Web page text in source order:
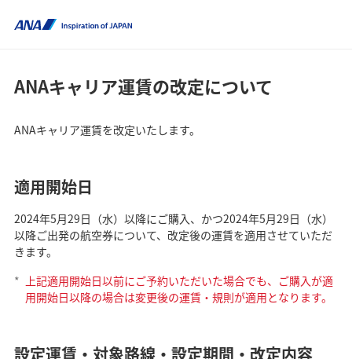
ANAキャリア運賃の改定について
ANAキャリア運賃を改定いたします。
適用開始日
2024年5月29日（水）以降にご購入、かつ2024年5月29日（水）
以降ご出発の航空券について、改定後の運賃を適用させていただ
きます。
*
上記適用開始日以前にご予約いただいた場合でも、ご購入が適
用開始日以降の場合は変更後の運賃・規則が適用となります。
設定運賃・対象路線・設定期間・改定内容